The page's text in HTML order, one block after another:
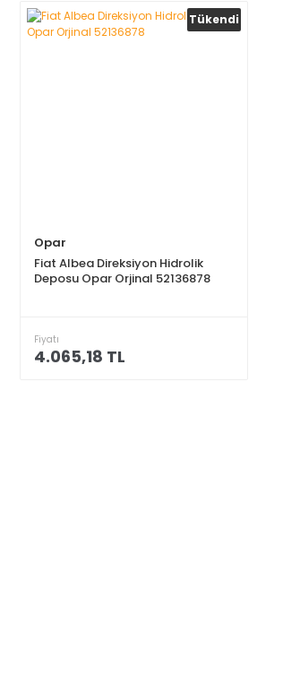
Tükendi
Opar
Fiat Albea Direksiyon Hidrolik
Deposu Opar Orjinal 52136878
Fiyatı
4.065,18 TL